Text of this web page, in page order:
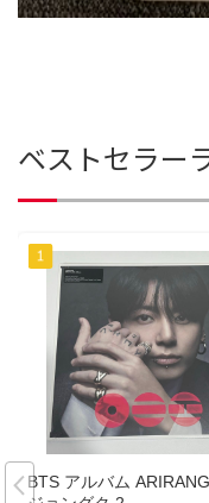
ベストセラー
BTS アルバム